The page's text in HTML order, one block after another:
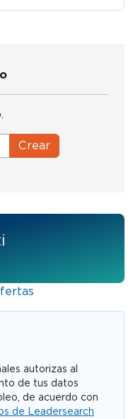
Crear
autorizas al
de tus datos
de acuerdo con
de Leadersearch